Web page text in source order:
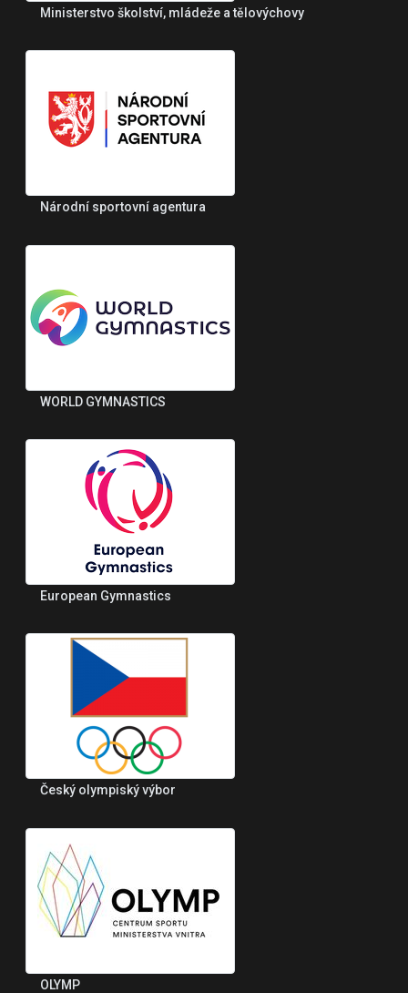
Ministerstvo školství, mládeže a tělovýchovy
Národní sportovní agentura
WORLD GYMNASTICS
European Gymnastics
Český olympiský výbor
OLYMP